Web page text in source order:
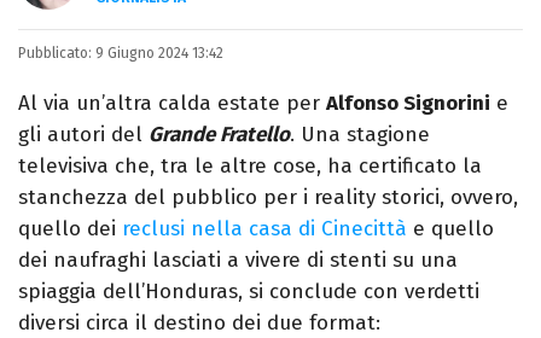
LINKEDIN
INSTAGRAM FACEBOOK SITO
Romana, laurea in Scienze Politiche,
giornalista per caso. Ho scritto per
quotidiani, settimanali, siti e agenzie,
prevalentemente di cronaca e spettacoli.
Pubblicato: 9 Giugno 2024 13:42
Al via un’altra calda estate per Alfonso Signorini e
gli autori del Grande Fratello. Una stagione
televisiva che, tra le altre cose, ha certificato la
stanchezza del pubblico per i reality storici, ovvero,
quello dei reclusi nella casa di Cinecittà e quello
dei naufraghi lasciati a vivere di stenti su una
spiaggia dell’Honduras, si conclude con verdetti
diversi circa il destino dei due format: